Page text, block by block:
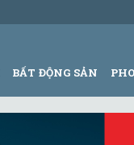
BẤT ĐỘNG SẢN